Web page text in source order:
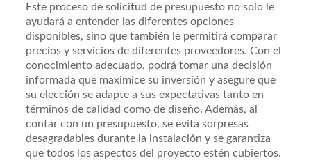
Este proceso de solicitud de presupuesto no solo le
ayudará a entender las diferentes opciones
disponibles, sino que también le permitirá comparar
precios y servicios de diferentes proveedores. Con el
conocimiento adecuado, podrá tomar una decisión
informada que maximice su inversión y asegure que
su elección se adapte a sus expectativas tanto en
términos de calidad como de diseño. Además, al
contar con un presupuesto, se evita sorpresas
desagradables durante la instalación y se garantiza
que todos los aspectos del proyecto estén cubiertos.